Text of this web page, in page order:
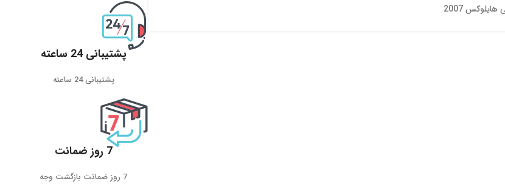
2007
پشتیبانی 24 ساعته
پشتیبانی 24 ساعته
7 روز ضمانت
7 روز ضمانت بازگشت وجه